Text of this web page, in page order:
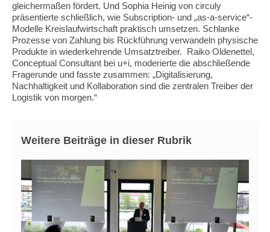
gleichermaßen fördert. Und Sophia Heinig von circuly
präsentierte schließlich, wie Subscription- und „as-a-service“-
Modelle Kreislaufwirtschaft praktisch umsetzen. Schlanke
Prozesse von Zahlung bis Rückführung verwandeln physische
Produkte in wiederkehrende Umsatztreiber. Raiko Oldenettel,
Conceptual Consultant bei u+i, moderierte die abschließende
Fragerunde und fasste zusammen: „Digitalisierung,
Nachhaltigkeit und Kollaboration sind die zentralen Treiber der
Logistik von morgen.“
Weitere Beiträge in dieser Rubrik